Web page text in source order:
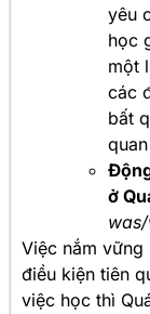
yêu
học
một
các
bất
ở
Việc nắm vững
điều kiện tiên
việc học thì